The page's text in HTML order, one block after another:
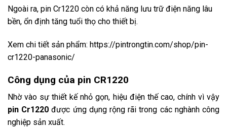
Ngoài ra, pin Cr1220 còn có khả năng lưu trữ điện năng lâu
bền, ổn định tăng tuổi thọ cho thiết bị.
Xem chi tiết sản phẩm: https://pintrongtin.com/shop/pin-
cr1220-panasonic/
Công dụng của pin CR1220
Nhờ vào sự thiết kế nhỏ gọn, hiệu điện thế cao, chính vì vậy
pin Cr1220 được ứng dụng rộng rãi trong các nghành công
nghiệp sản xuất.